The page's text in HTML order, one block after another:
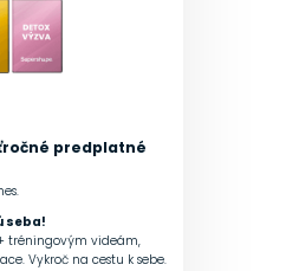
predplatné
seba!
tréningovým videám,
Vykroč na cestu k sebe.